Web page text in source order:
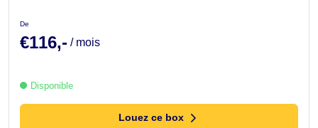
De
€116,- / mois
Disponible
Louez ce box